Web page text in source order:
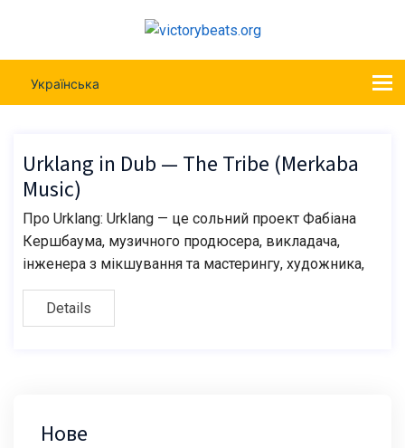
Українська
Urklang in Dub — The Tribe (Merkaba
Music)
Про Urklang: Urklang — це сольний проект Фабіана
Кершбаума, музичного продюсера, викладача,
інженера з мікшування та мастерингу, художника,
Details
Нове